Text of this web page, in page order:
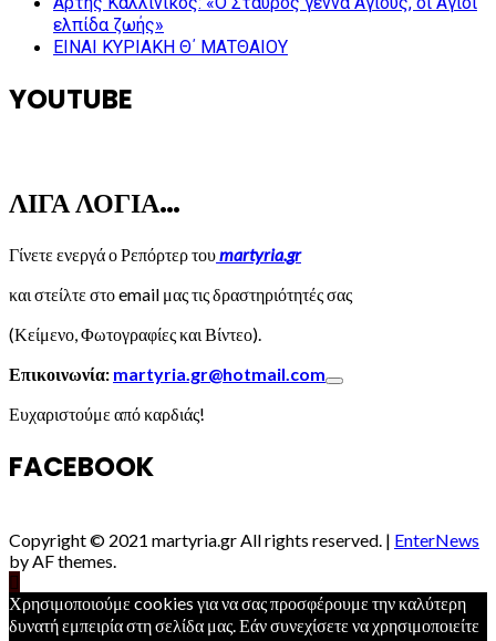
ελπίδα ζωής»
ΕΙΝΑΙ ΚΥΡΙΑΚΗ Θ΄ ΜΑΤΘΑΙΟΥ
YOUTUBE
ΛΙΓΑ ΛΟΓΙΑ…
Γίνετε ενεργά ο Ρεπόρτερ τουmartyria.gr
και στείλτε στο email μας τις δραστηριότητές σας
(Κείμενο, Φωτογραφίες και Βίντεο).
Επικοινωνία: martyria.gr@hotmail.com
Ευχαριστούμε από καρδιάς!
FACEBOOK
Copyright © 2021 martyria.gr All rights reserved. | EnterNews
by AF themes.
Χρησιμοποιούμε cookies για να σας προσφέρουμε την καλύτερη
δυνατή εμπειρία στη σελίδα μας. Εάν συνεχίσετε να χρησιμοποιείτε